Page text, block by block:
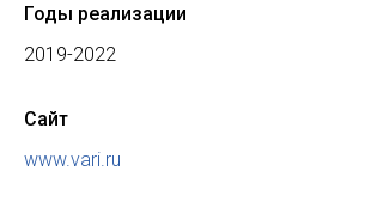
Годы реализации
2019-2022
Сайт
www.vari.ru